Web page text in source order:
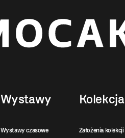
Wystawy
Wystawy czasowe
Kolekcja
Założenia kolekcji